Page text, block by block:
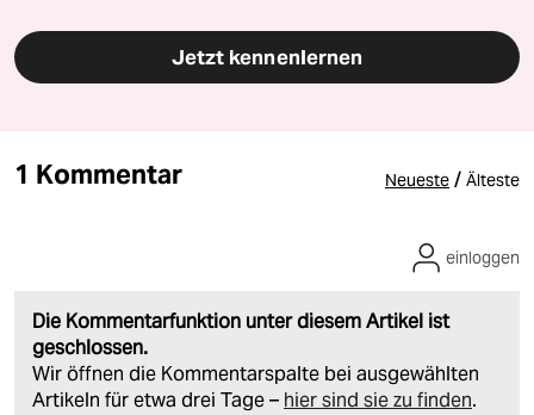
Jetzt kennenlernen
1 Kommentar Neueste / Älteste
Die Kommentarfunktion unter diesem Artikel ist
geschlossen.
Wir öffnen die Kommentarspalte bei ausgewählten
Artikeln für etwa drei Tage – hier sind sie zu finden.
einloggen